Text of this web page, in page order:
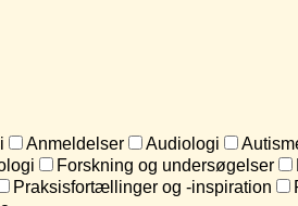
Anmeldelser Audiologi
Forskning og undersøgelser
Praksisfortællinger og -inspiration